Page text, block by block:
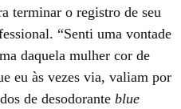
terminar o registro de seu
“Senti uma vontade
daquela mulher cor de
eu às vezes via, valiam por
de desodorante blue